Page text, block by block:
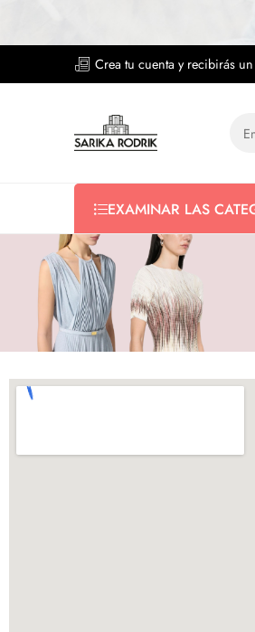
Crea tu cuenta y recibirás
EXAMINAR LAS